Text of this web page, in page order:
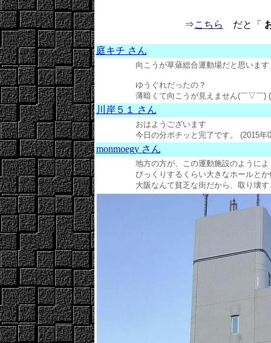
⇒こちら だと「
庭キチ さん
向こうが草薙総合運動場だと思います
ゆうぐれだったの？
薄暗くて向こうが見えません(￣▽￣)
川岸５１ さん
おはようございます
今日の分ポチッと完了です。 (2015年
monmoegy さん
地方の方が、この運動施設のように
びっくりするくらい大きなホールと
大阪なんて貧乏な街だから、取り壊